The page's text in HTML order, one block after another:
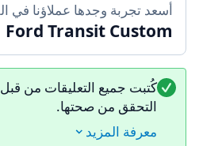
أسعد تجربة وجدها عملاؤنا في
Ford Transit Custom
كُتبت جميع التعليقات من
التحقق من صحتها.
معرفة المزيد